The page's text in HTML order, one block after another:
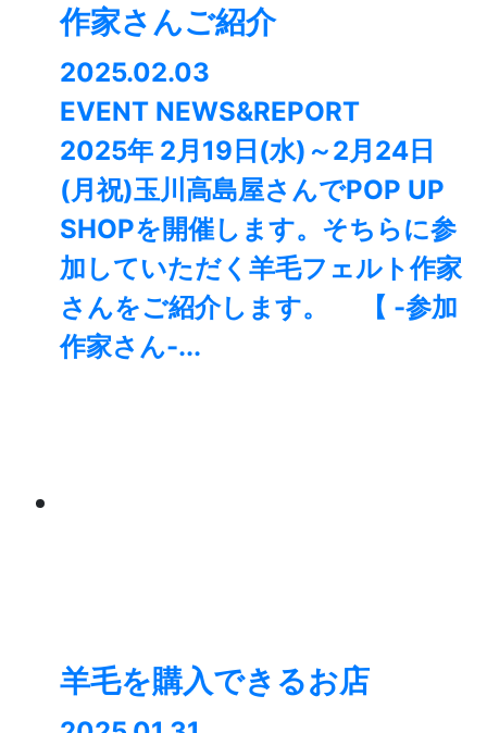
作家さんご紹介
2025.02.03
EVENT NEWS&REPORT
2025年 2月19日(水)～2月24日
(月祝)玉川高島屋さんでPOP UP
SHOPを開催します。そちらに参
加していただく羊毛フェルト作家
さんをご紹介します。 【 -参加
作家さん-...
羊毛を購入できるお店